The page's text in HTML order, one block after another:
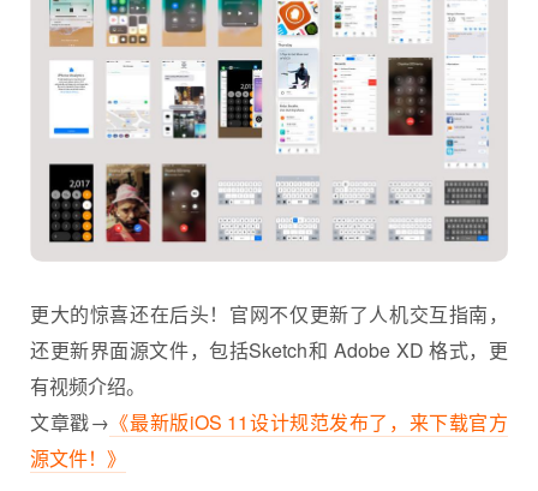
更大的惊喜还在后头！官网不仅更新了人机交互指南，
还更新界面源文件，包括Sketch和 Adobe XD 格式，更
有视频介绍。
文章戳→ 《最新版iOS 11设计规范发布了，来下载官方
源文件！》